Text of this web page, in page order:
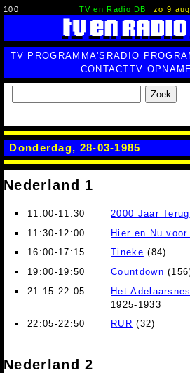
100 TV en Radio DB zo 9
TV PROGRAMMA'S RADIO
CONTACTTV
Zoek
Donderdag, 28-03-1985
Nederland 1
11:00-11:30 2000 Jaar Terug
11:30-12:00
Hier en Nu
16:00-17:15
Tineke (84)
19:00-19:50
Countdown
21:15-22:05
Het
1925-1933
22:05-22:50
RUR (32)
Nederland 2